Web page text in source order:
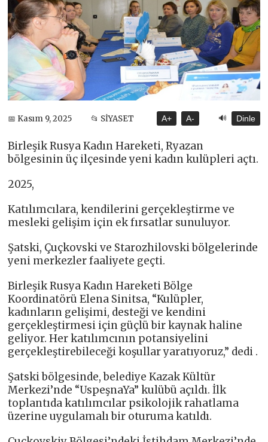
📅 Kasım 9, 2025 📂 SİYASET A+ A- 🔊 Dinle
Birleşik Rusya Kadın Hareketi, Ryazan
bölgesinin üç ilçesinde yeni kadın kulüpleri açtı.
2025,
Katılımcılara, kendilerini gerçekleştirme ve
mesleki gelişim için ek fırsatlar sunuluyor.
Şatski, Çuçkovski ve Starozhilovski bölgelerinde
yeni merkezler faaliyete geçti.
Birleşik Rusya Kadın Hareketi Bölge
Koordinatörü Elena Sinitsa, “Kulüpler,
kadınların gelişimi, desteği ve kendini
gerçekleştirmesi için güçlü bir kaynak haline
geliyor. Her katılımcının potansiyelini
gerçekleştirebileceği koşullar yaratıyoruz,” dedi .
Şatski bölgesinde, belediye Kazak Kültür
Merkezi’nde “UspeşnaYa” kulübü açıldı. İlk
toplantıda katılımcılar psikolojik rahatlama
üzerine uygulamalı bir oturuma katıldı.